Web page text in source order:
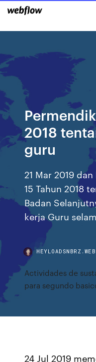
2018
guru
21 Mar 2019
15 Tahun 2018
Badan
kerja Guru
Actividades de
para segundo
24 Jul 2019